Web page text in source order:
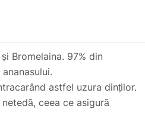
Bromelaina. 97% din
astfel uzura dinților.
ceea ce asigură